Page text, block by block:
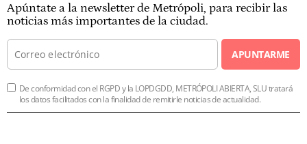
Apúntate a la newsletter de Metrópoli, para recibir las
noticias más importantes de la ciudad.
APUNTARME
De conformidad con el RGPD y la LOPDGDD, METRÓPOLI ABIERTA, SLU tratará
los datos facilitados con la finalidad de remitirle noticias de actualidad.